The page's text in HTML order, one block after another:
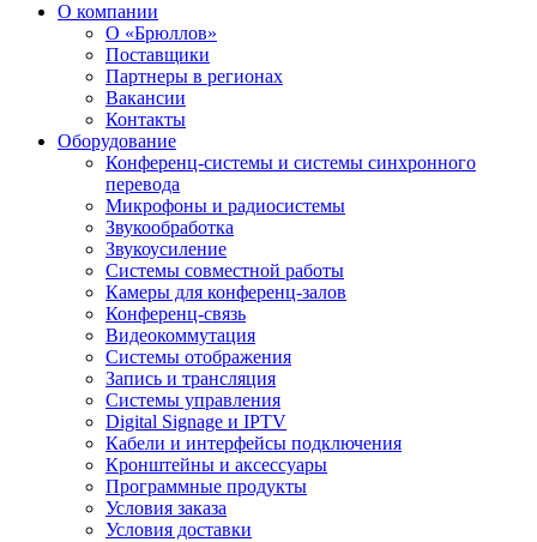
О компании
О «Брюллов»
Поставщики
Партнеры в регионах
Вакансии
Контакты
Оборудование
Конференц-системы и системы синхронного
перевода
Микрофоны и радиосистемы
Звукообработка
Звукоусиление
Системы совместной работы
Камеры для конференц-залов
Конференц-связь
Видеокоммутация
Системы отображения
Запись и трансляция
Системы управления
Digital Signage и IPTV
Кабели и интерфейсы подключения
Кронштейны и аксессуары
Программные продукты
Условия заказа
Условия доставки